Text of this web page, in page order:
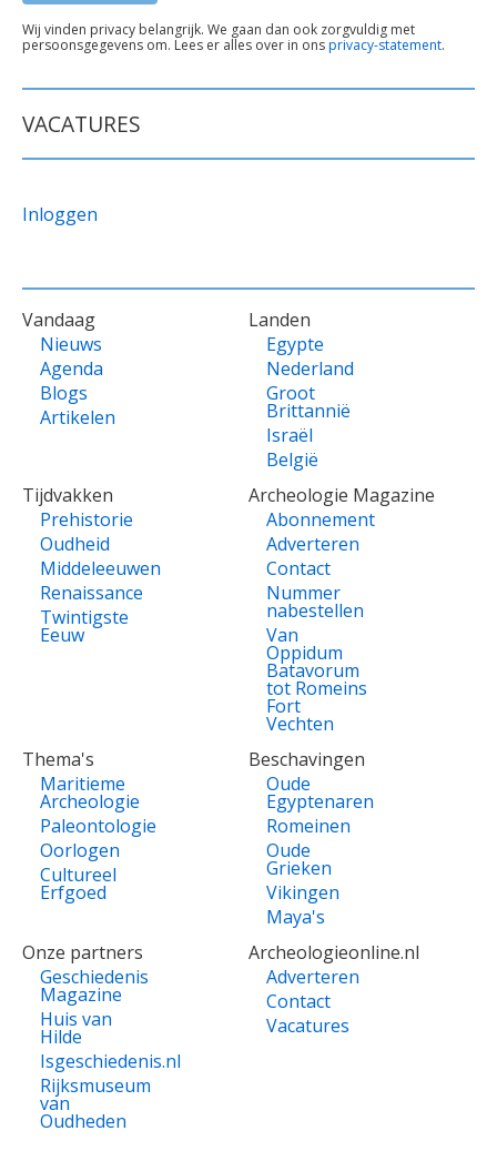
TEKST
ONDER
Wij vinden privacy belangrijk. We gaan dan ook zorgvuldig met
persoonsgegevens om. Lees er alles over in onsprivacy-statement.
VACATURES
Inloggen
VOET
Vandaag
Nieuws
Agenda
Blogs
Artikelen
Landen
Egypte
Nederland
Groot
Brittannië
Israël
België
Tijdvakken
Prehistorie
Oudheid
Middeleeuwen
Renaissance
Twintigste
Eeuw
Archeologie Magazine
Abonnement
Adverteren
Contact
Nummer
nabestellen
Van
Oppidum
Batavorum
tot Romeins
Fort
Vechten
Thema's
Maritieme
Archeologie
Paleontologie
Oorlogen
Cultureel
Erfgoed
Beschavingen
Oude
Egyptenaren
Romeinen
Oude
Grieken
Vikingen
Maya's
Onze partners
Geschiedenis
Magazine
Huis van
Hilde
Isgeschiedenis.nl
Rijksmuseum
van
Oudheden
Archeologieonline.nl
Adverteren
Contact
Vacatures